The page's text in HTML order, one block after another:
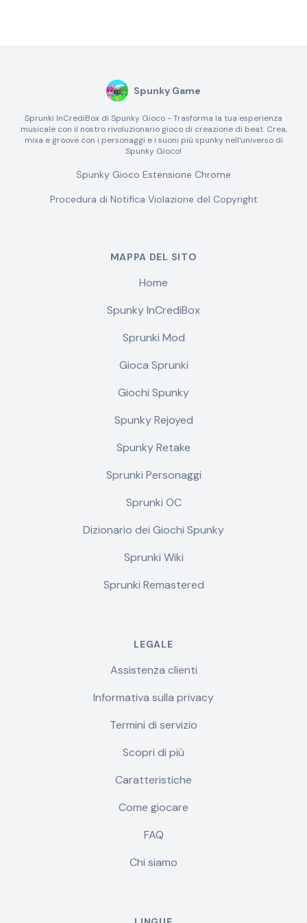
Spunky Game
Sprunki InCrediBox di Spunky Gioco - Trasforma la tua esperienza
musicale con il nostro rivoluzionario gioco di creazione di beat. Crea,
mixa e groove con i personaggi e i suoni più spunky nell'universo di
Spunky Gioco!
Spunky Gioco Estensione Chrome
Procedura di Notifica Violazione del Copyright
MAPPA DEL SITO
Home
Spunky InCrediBox
Sprunki Mod
Gioca Sprunki
Giochi Spunky
Spunky Rejoyed
Spunky Retake
Sprunki Personaggi
Sprunki OC
Dizionario dei Giochi Spunky
Sprunki Wiki
Sprunki Remastered
LEGALE
Assistenza clienti
Informativa sulla privacy
Termini di servizio
Scopri di più
Caratteristiche
Come giocare
FAQ
Chi siamo